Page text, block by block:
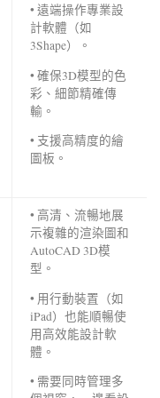
• 遠端操作專業設
計軟體（如
3Shape）。
• 確保3D模型的色
彩、細節精確傳
輸。
• 支援高精度的繪
圖板。
• 高清、流暢地展
示複雜的渲染圖和
AutoCAD 3D模
型。
• 用行動裝置（如
iPad）也能順暢使
用高效能設計軟
體。
• 需要同時管理多